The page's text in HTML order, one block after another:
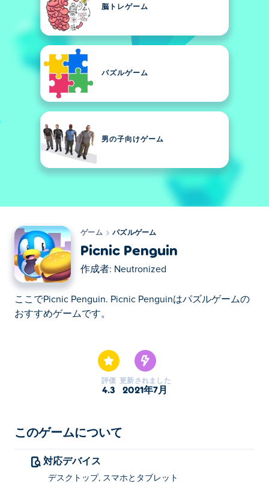
脳トレゲーム
パズルゲーム
男の子向けゲーム
ゲーム パズルゲーム
Picnic Penguin
作成者: Neutronized
ここでPicnic Penguin. Picnic Penguinはパズルゲームの
おすすめゲームです。
評価
4.3
更新されました
2021年7月
このゲームについて
対応デバイス
デスクトップ, スマホとタブレット